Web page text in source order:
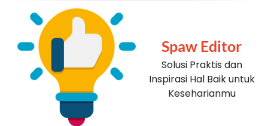
Spaw Editor
Solusi Praktis dan
Inspirasi Hal Baik untuk
Keseharianmu